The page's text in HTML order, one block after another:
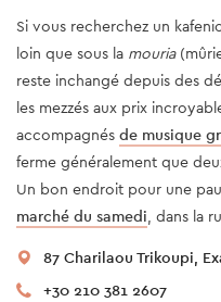
Si vous recherchez un
loin que sous la mouria
reste inchangé depuis des
les mezzés aux prix
accompagnés de musique
ferme généralement que
Un bon endroit pour une
marché du samedi, dans la
87 Charilaou Trikoupi,
+30 210 381 2607